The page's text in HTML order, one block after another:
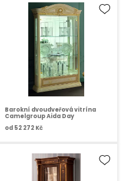
Barokní dvoudveřová vitrína
Camelgroup Aida Day
od 52 272 Kč